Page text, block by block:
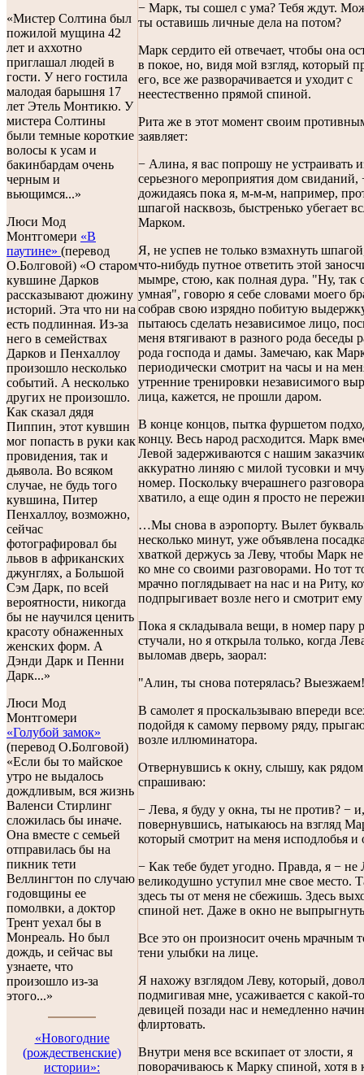
«Мистер Солтина был
пожилой мущина 42
лет и аххотно
приглашал людей в
гости. У него гостила
малодая барышня 17
лет Этель Монтикю. У
мистера Солтины
были темные короткие
волосы к усам и
бакинбардам очень
черным и
вьющимся...»
Люси Мод
Монтгомери «В
паутине» (перевод
О.Болговой) «О старом
кувшине Дарков
рассказывают дюжину
историй. Эта что ни на
есть подлинная. Из-за
него в семействах
Дарков и Пенхаллоу
произошло несколько
событий. А несколько
других не произошло.
Как сказал дядя
Пиппин, этот кувшин
мог попасть в руки как
провидения, так и
дьявола. Во всяком
случае, не будь того
кувшина, Питер
Пенхаллоу, возможно,
сейчас
фотографировал бы
львов в африканских
джунглях, а Большой
Сэм Дарк, по всей
вероятности, никогда
бы не научился ценить
красоту обнаженных
женских форм. А
Дэнди Дарк и Пенни
Дарк...»
Люси Мод
Монтгомери
«Голубой замок»
(перевод О.Болговой)
«Если бы то майское
утро не выдалось
дождливым, вся жизнь
Валенси Стирлинг
сложилась бы иначе.
Она вместе с семьей
отправилась бы на
пикник тети
Веллингтон по случаю
годовщины ее
помолвки, а доктор
Трент уехал бы в
Монреаль. Но был
дождь, и сейчас вы
узнаете, что
произошло из-за
этого...»
«Новогодниe
(рождественские)
истории»:
− Марк, ты сошел с ума? Тебя ждут.
ты оставишь личные дела на потом?
Марк сердито ей отвечает, чтобы она
в покое, но, видя мой взгляд, который
его, все же разворачивается и уходит с
неестественно прямой спиной.
Рита же в этот момент своим
заявляет:
− Алина, я вас попрошу не устраивать
серьезного мероприятия дом свиданий,
дожидаясь пока я, м-м-м, например,
шпагой насквозь, быстренько убегает
Марком.
Я, не успев не только взмахнуть
что-нибудь путное ответить этой
мымре, стою, как полная дура. "Ну, так
умная", говорю я себе словами моего
собрав свою изрядно побитую
пытаюсь сделать независимое лицо,
меня втягивают в разного рода беседы
рода господа и дамы. Замечаю, как
периодически смотрит на часы и на
утренние тренировки независимого
лица, кажется, не прошли даром.
В конце концов, пытка фуршетом
концу. Весь народ расходится. Марк
Левой задерживаются с нашим
аккуратно линяю с милой тусовки и
номер. Поскольку вчерашнего
хватило, а еще один я просто не
…Мы снова в аэропорту. Вылет
несколько минут, уже объявлена
хваткой держусь за Леву, чтобы Марк
ко мне со своими разговорами. Но тот
мрачно поглядывает на нас и на Риту,
подпрыгивает возле него и смотрит ему
Пока я складывала вещи, в номер пару
стучали, но я открыла только, когда
выломав дверь, заорал:
"Алин, ты снова потерялась?
В самолет я проскальзываю впереди
подойдя к самому первому ряду,
возле иллюминатора.
Отвернувшись к окну, слышу, как рядом
спрашиваю:
− Лева, я буду у окна, ты не против? − и,
повернувшись, натыкаюсь на взгляд
который смотрит на меня исподлобья и
− Как тебе будет угодно. Правда, я − не
великодушно уступил мне свое место.
здесь ты от меня не сбежишь. Здесь
спиной нет. Даже в окно не
Все это он произносит очень мрачным
тени улыбки на лице.
Я нахожу взглядом Леву, который,
подмигивая мне, усаживается с какой-
девицей позади нас и немедленно
флиртовать.
Внутри меня все вскипает от злости, я
поворачиваюсь к Марку спиной, хотя в